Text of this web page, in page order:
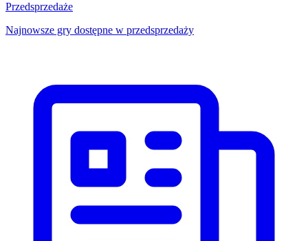
Przedsprzedaże
Najnowsze gry dostępne w przedsprzedaży